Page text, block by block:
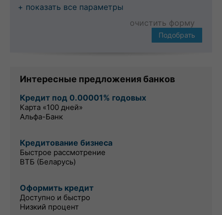
+ показать все параметры
очистить форму
Подобрать
Интересные предложения банков
Кредит под 0.00001% годовых
Карта «100 дней»
Альфа-Банк
Кредитование бизнеса
Быстрое рассмотрение
ВТБ (Беларусь)
Оформить кредит
Доступно и быстро
Низкий процент